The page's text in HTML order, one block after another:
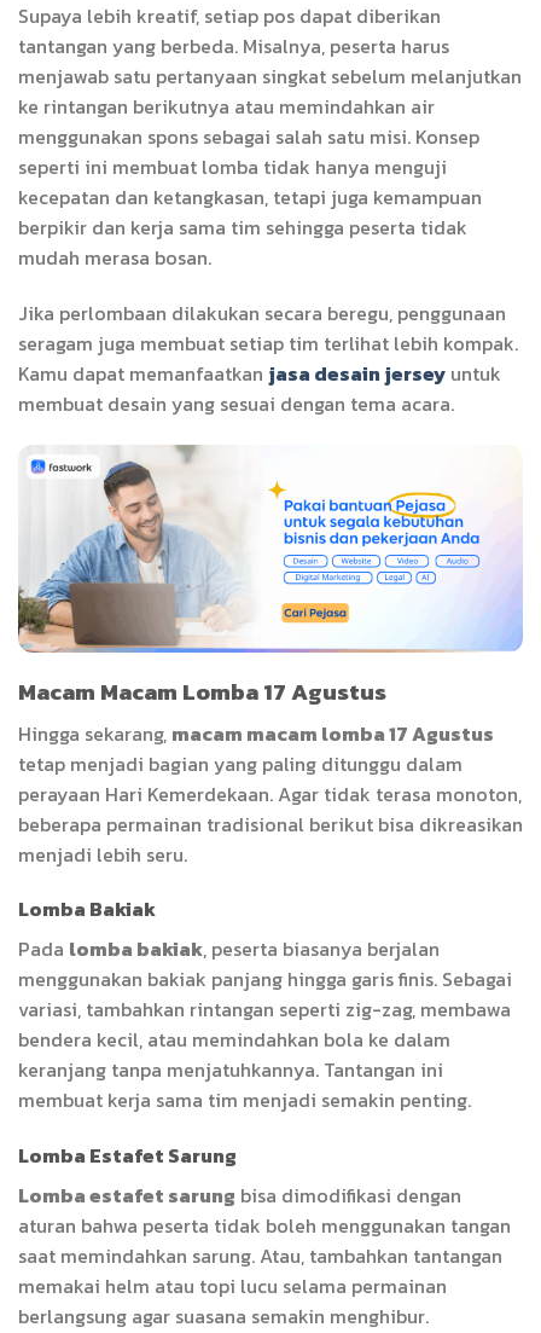
Supaya lebih kreatif, setiap pos dapat diberikan
tantangan yang berbeda. Misalnya, peserta harus
menjawab satu pertanyaan singkat sebelum melanjutkan
ke rintangan berikutnya atau memindahkan air
menggunakan spons sebagai salah satu misi. Konsep
seperti ini membuat lomba tidak hanya menguji
kecepatan dan ketangkasan, tetapi juga kemampuan
berpikir dan kerja sama tim sehingga peserta tidak
mudah merasa bosan.
Jika perlombaan dilakukan secara beregu, penggunaan
seragam juga membuat setiap tim terlihat lebih kompak.
Kamu dapat memanfaatkan jasa desain jersey untuk
membuat desain yang sesuai dengan tema acara.
Macam Macam Lomba 17 Agustus
Hingga sekarang, macam macam lomba 17 Agustus
tetap menjadi bagian yang paling ditunggu dalam
perayaan Hari Kemerdekaan. Agar tidak terasa monoton,
beberapa permainan tradisional berikut bisa dikreasikan
menjadi lebih seru.
Lomba Bakiak
Pada lomba bakiak, peserta biasanya berjalan
menggunakan bakiak panjang hingga garis finis. Sebagai
variasi, tambahkan rintangan seperti zig-zag, membawa
bendera kecil, atau memindahkan bola ke dalam
keranjang tanpa menjatuhkannya. Tantangan ini
membuat kerja sama tim menjadi semakin penting.
Lomba Estafet Sarung
Lomba estafet sarung bisa dimodifikasi dengan
aturan bahwa peserta tidak boleh menggunakan tangan
saat memindahkan sarung. Atau, tambahkan tantangan
memakai helm atau topi lucu selama permainan
berlangsung agar suasana semakin menghibur.